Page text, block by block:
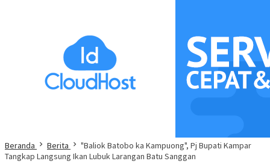
Beranda Berita
"Baliok Batobo ka Kampuong", Pj Bupati Kampar
Tangkap Langsung Ikan Lubuk Larangan Batu Sanggan